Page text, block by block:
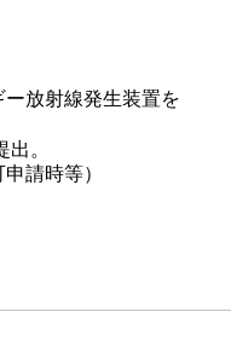
放射線発生装置を
出。
請時等）